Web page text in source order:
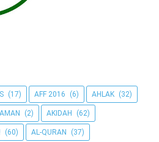
(17) AFF 2016 (6) AHLAK (32)
(2) AKIDAH (62)
(60) AL-QURAN (37)